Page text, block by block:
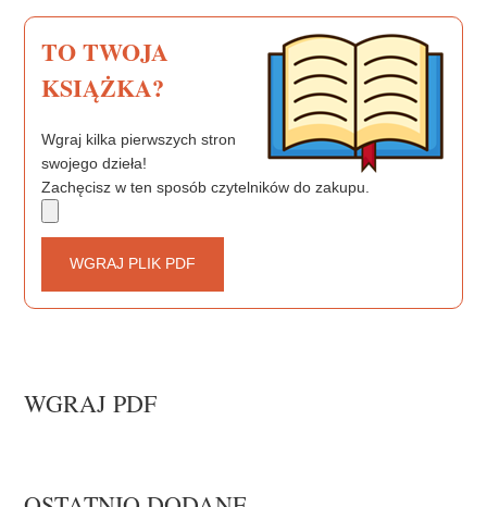
TO TWOJA
KSIĄŻKA?
Wgraj kilka pierwszych stron
swojego dzieła!
Zachęcisz w ten sposób czytelników do zakupu.
WGRAJ PLIK PDF
WGRAJ PDF